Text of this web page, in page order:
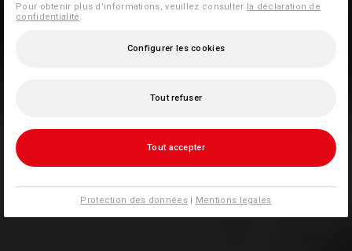
Pour obtenir plus d'informations, veuillez consulter la déclaration de
confidentialité
Configurer les cookies
Tout refuser
Tout accepter
Protection des données| Mentions legales